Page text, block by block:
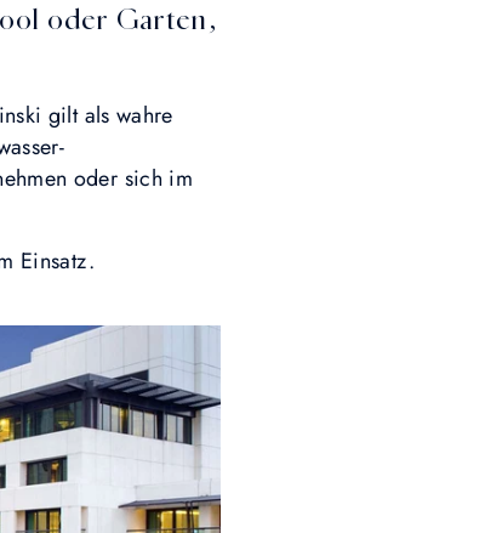
oder Garten,
gilt als wahre
oder sich im
Einsatz.